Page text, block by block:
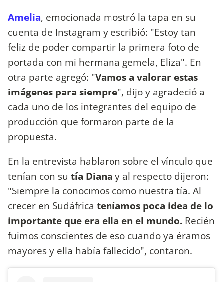
Amelia, emocionada mostró la tapa en su
cuenta de Instagram y escribió: "Estoy tan
feliz de poder compartir la primera foto de
portada con mi hermana gemela, Eliza". En
otra parte agregó: "Vamos a valorar estas
imágenes para siempre", dijo y agradeció a
cada uno de los integrantes del equipo de
producción que formaron parte de la
propuesta.
En la entrevista hablaron sobre el vínculo que
tenían con su tía Diana y al respecto dijeron:
"Siempre la conocimos como nuestra tía. Al
crecer en Sudáfrica teníamos poca idea de lo
importante que era ella en el mundo. Recién
fuimos conscientes de eso cuando ya éramos
mayores y ella había fallecido", contaron.